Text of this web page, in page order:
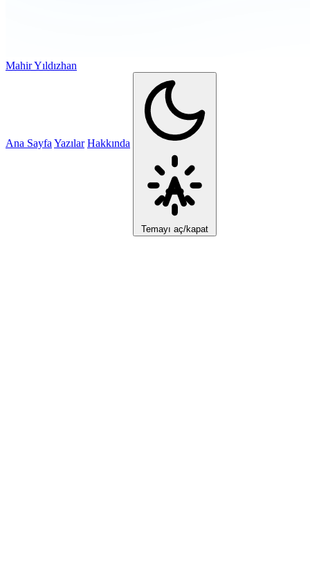
Mahir Yıldızhan
Ana Sayfa Yazılar Hakkında
Temayı aç/kapat